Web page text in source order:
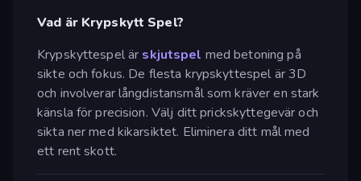
Vad är Krypskytt Spel?
Krypskyttespel är skjutspel med betoning på
sikte och fokus. De flesta krypskyttespel är 3D
och involverar långdistansmål som kräver en stark
känsla för precision. Välj ditt prickskyttegevär och
sikta ner med kikarsiktet. Eliminera ditt mål med
ett rent skott.